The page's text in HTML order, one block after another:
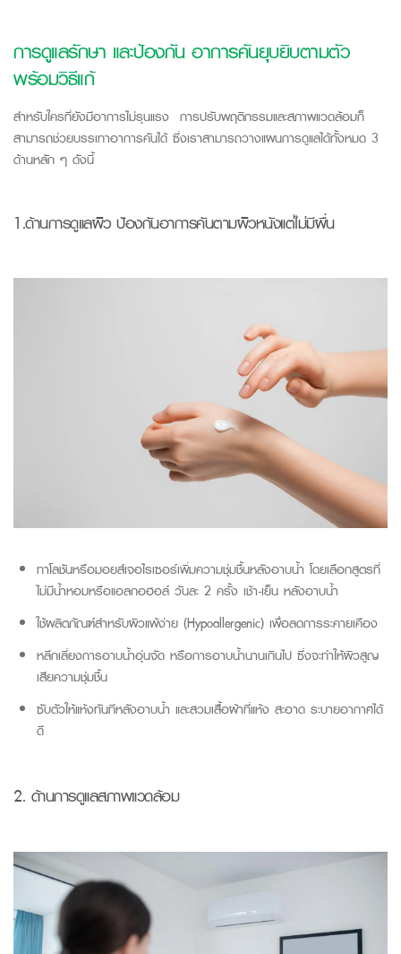
การดูแลรักษา และป้องกัน อาการคันยุบยิบตามตัว
พร้อมวิธีแก้
สำหรับใครที่ยังมีอาการไม่รุนแรง การปรับพฤติกรรมและสภาพแวดล้อมก็
สามารถช่วยบรรเทาอาการคันได้ ซึ่งเราสามารถวางแผนการดูแลได้ทั้งหมด 3
ด้านหลัก ๆ ดังนี้
1.ด้านการดูแลผิวป้องกันอาการคันตามผิวหนังแต่ไม่มีผื่น
ทาโลชันหรือมอยส์เจอไรเซอร์เพิ่มความชุ่มชื้นหลังอาบน้ำ โดยเลือกสูตรที่
ไม่มีน้ำหอมหรือแอลกอฮอล์ วันละ 2 ครั้ง เช้า-เย็น หลังอาบน้ำ
ใช้ผลิตภัณฑ์สำหรับผิวแพ้ง่าย (Hypoallergenic) เพื่อลดการระคายเคือง
หลีกเลี่ยงการอาบน้ำอุ่นจัด หรือการอาบน้ำนานเกินไป ซึ่งจะทำให้ผิวสูญ
เสียความชุ่มชื้น
ซับตัวให้แห้งทันทีหลังอาบน้ำ และสวมเสื้อผ้าที่แห้ง สะอาด ระบายอากาศได้
ดี
2. ด้านการดูแลสภาพแวดล้อม